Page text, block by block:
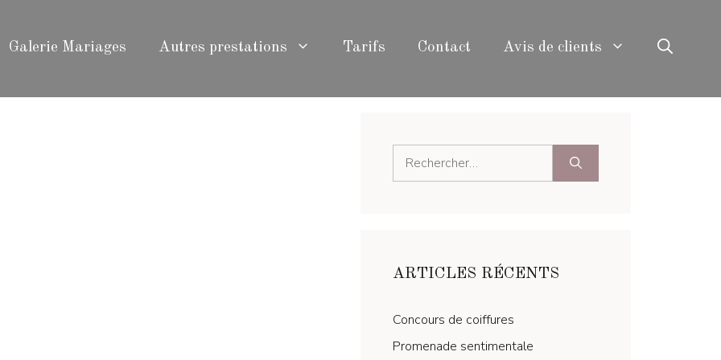
Galerie Mariages Autres prestations Tarifs Contact Avis de clients
ARTICLES RÉCENTS
Concours de coiffures
Promenade sentimentale